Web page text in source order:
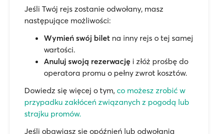
Jeśli Twój rejs zostanie odwołany, masz
następujące możliwości:
Wymień swój bilet na inny rejs o tej samej
wartości.
Anuluj swoją rezerwację i złóż prośbę do
operatora promu o pełny zwrot kosztów.
Dowiedz się więcej o tym, co możesz zrobić w
przypadku zakłóceń związanych z pogodą lub
strajku promów.
Jeśli obawiasz się opóźnień lub odwołania